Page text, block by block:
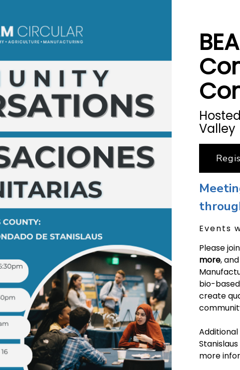
Valley
Events
Please
more, and
bio-
create
more